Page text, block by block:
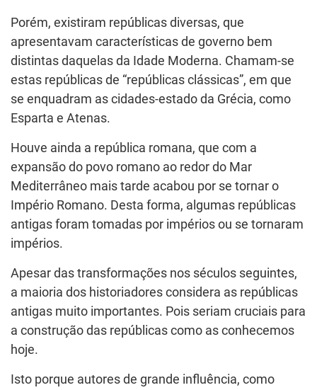
Porém, existiram repúblicas diversas, que
apresentavam características de governo bem
distintas daquelas da Idade Moderna. Chamam-se
estas repúblicas de “repúblicas clássicas”, em que
se enquadram as cidades-estado da Grécia, como
Esparta e Atenas.
Houve ainda a república romana, que com a
expansão do povo romano ao redor do Mar
Mediterrâneo mais tarde acabou por se tornar o
Império Romano. Desta forma, algumas repúblicas
antigas foram tomadas por impérios ou se tornaram
impérios.
Apesar das transformações nos séculos seguintes,
a maioria dos historiadores considera as repúblicas
antigas muito importantes. Pois seriam cruciais para
a construção das repúblicas como as conhecemos
hoje.
Isto porque autores de grande influência, como